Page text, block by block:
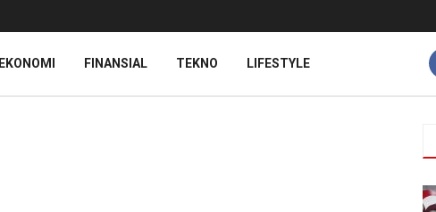
EKONOMI FINANSIAL TEKNO LIFESTYLE